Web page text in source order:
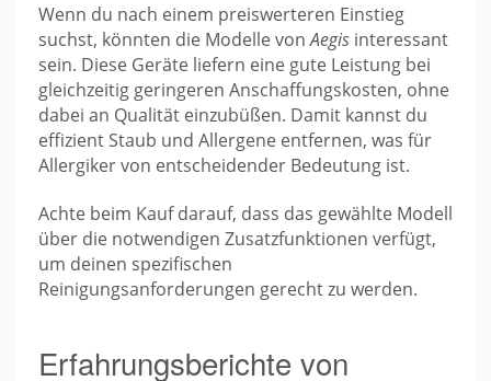
Wenn du nach einem preiswerteren Einstieg
suchst, könnten die Modelle vonAegis interessant
sein. Diese Geräte liefern eine gute Leistung bei
gleichzeitig geringeren Anschaffungskosten, ohne
dabei an Qualität einzubüßen. Damit kannst du
effizient Staub und Allergene entfernen, was für
Allergiker von entscheidender Bedeutung ist.
Achte beim Kauf darauf, dass das gewählte Modell
über die notwendigen Zusatzfunktionen verfügt,
um deinen spezifischen
Reinigungsanforderungen gerecht zu werden.
Erfahrungsberichte von